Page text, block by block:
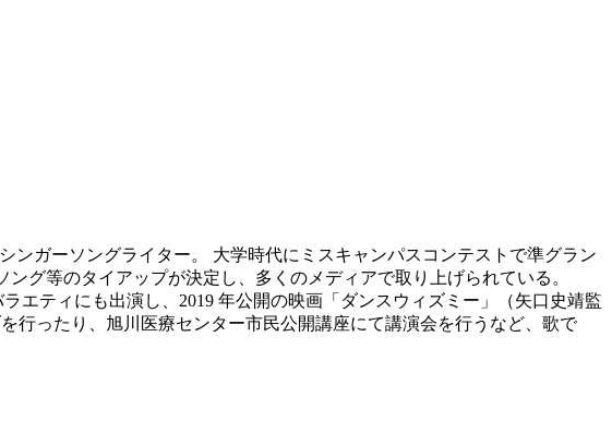
ンガーソングライター。 大学時代にミスキャンパスコンテストで準グラン
グ等のタイアップが決定し、多くのメディアで取り上げられている。
エティにも出演し、2019 年公開の映画「ダンスウィズミー」（矢口史靖監
行ったり、旭川医療センター市民公開講座にて講演会を行うなど、歌で